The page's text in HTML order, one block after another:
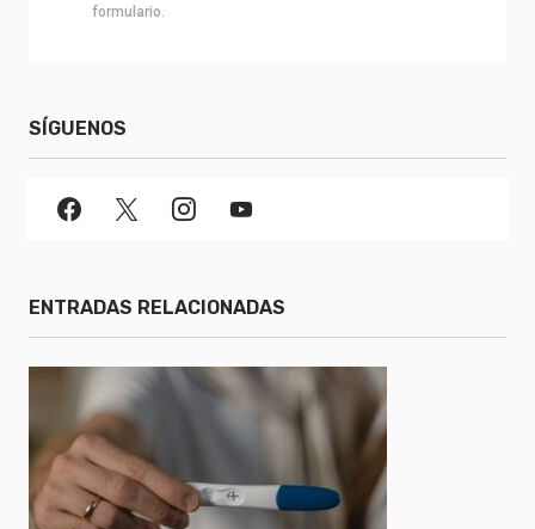
formulario.
SÍGUENOS
ENTRADAS RELACIONADAS